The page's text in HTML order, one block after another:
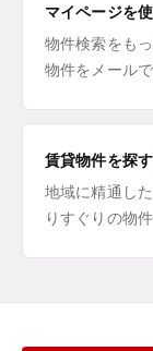
マイページを
物件検索をも
物件をメール
賃貸物件を探す
地域に精通し
りすぐりの物